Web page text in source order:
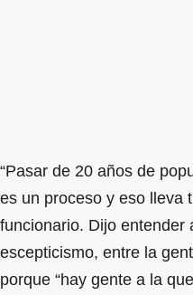
“Pasar de 20 años de
es un proceso y eso lleva
funcionario. Dijo entender
escepticismo, entre la
porque “hay gente a la